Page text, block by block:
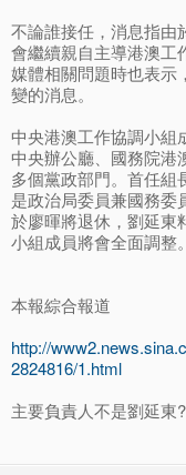
不論誰接任，消息指由
會繼續親自主導港澳工
媒體相關問題時也表示
變的消息。
中央港澳工作協調小組
中央辦公廳、國務院港
多個黨政部門。首任組
是政治局委員兼國務委
於廖暉將退休，劉延東
小組成員將會全面調整。
本報綜合報道
http://
2824816/1.html
主要負責人不是劉延東?